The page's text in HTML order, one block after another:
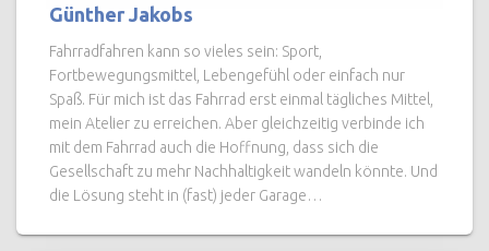
Günther Jakobs
Fahrradfahren kann so vieles sein: Sport,
Fortbewegungsmittel, Lebengefühl oder einfach nur
Spaß. Für mich ist das Fahrrad erst einmal tägliches Mittel,
mein Atelier zu erreichen. Aber gleichzeitig verbinde ich
mit dem Fahrrad auch die Hoffnung, dass sich die
Gesellschaft zu mehr Nachhaltigkeit wandeln könnte. Und
die Lösung steht in (fast) jeder Garage…